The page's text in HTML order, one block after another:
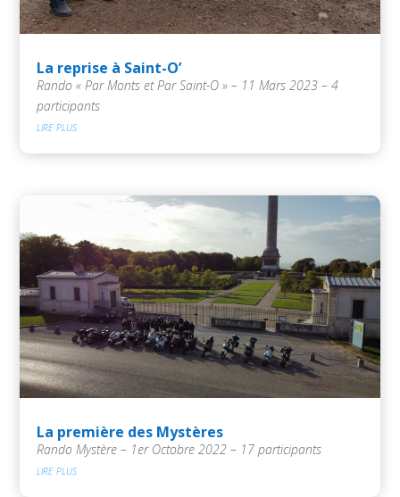
La reprise à Saint-O’
Rando « Par Monts et Par Saint-O » – 11 Mars 2023 – 4
participants
lire plus
La première des Mystères
Rando Mystère – 1er Octobre 2022 – 17 participants
lire plus